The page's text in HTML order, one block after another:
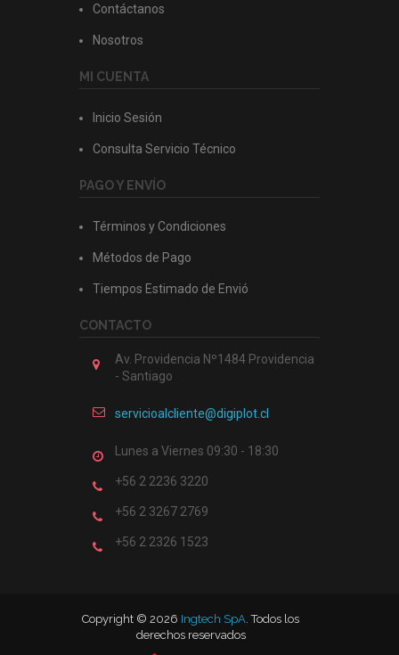
Contáctanos
Nosotros
MI CUENTA
Inicio Sesión
Consulta Servicio Técnico
PAGO Y ENVÍO
Términos y Condiciones
Métodos de Pago
Tiempos Estimado de Envió
CONTACTO
Av. Providencia Nº1484 Providencia
- Santiago
servicioalcliente@digiplot.cl
Lunes a Viernes 09:30 - 18:30
+56 2 2236 3220
+56 2 3267 2769
+56 2 2326 1523
Copyright © 2026 Ingtech SpA . Todos los
derechos reservados